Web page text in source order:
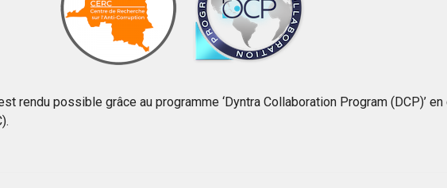
rendu possible grâce au programme ‘Dyntra Collaboration Program (DCP)’